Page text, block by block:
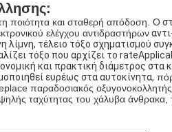
ποιότητα και σταθερή απόδοση. Ο
ελέγχου αντιδραστήρων
λίμνη, τέλειο τόξο σχηματισμού
τόξο που αρχίζει το
και πρακτική διάμετρος στα
ευρέως στα αυτοκίνητα,
παραδοσιακός
ταχύτητας του χάλυβα